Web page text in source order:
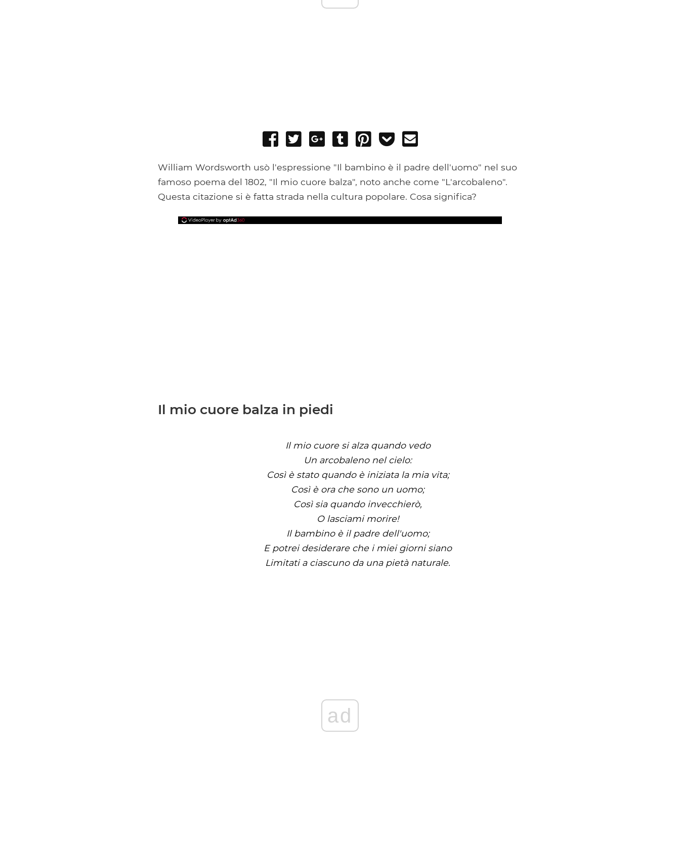
Share
Facebook
Tweet
Share
Google+
Post
Tumblr
Pin
Add
Pocket
William Wordsworth usò l'espressione "Il bambino è il padre dell'uomo" nel suo
famoso poema del 1802, "Il mio cuore balza", noto anche come "L'arcobaleno".
Questa citazione si è fatta strada nella cultura popolare. Cosa significa?
Il mio cuore balza in piedi
Il mio cuore si alza quando vedo
Un arcobaleno nel cielo:
Così è stato quando è iniziata la mia vita;
Così è ora che sono un uomo;
Così sia quando invecchierò,
O lasciami morire!
Il bambino è il padre dell'uomo;
E potrei desiderare che i miei giorni siano
Limitati a ciascuno da una pietà naturale.
ad